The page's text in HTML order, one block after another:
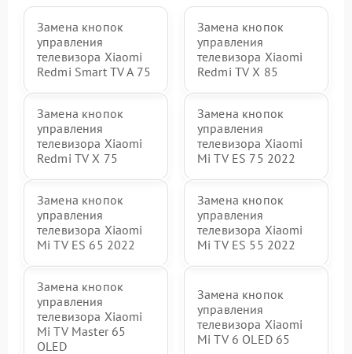
Замена кнопок
управления
телевизора Xiaomi
Redmi Smart TV A 75
Замена кнопок
управления
телевизора Xiaomi
Redmi TV X 85
Замена кнопок
управления
телевизора Xiaomi
Redmi TV X 75
Замена кнопок
управления
телевизора Xiaomi
Mi TV ES 75 2022
Замена кнопок
управления
телевизора Xiaomi
Mi TV ES 65 2022
Замена кнопок
управления
телевизора Xiaomi
Mi TV ES 55 2022
Замена кнопок
управления
телевизора Xiaomi
Mi TV Master 65
OLED
Замена кнопок
управления
телевизора Xiaomi
Mi TV 6 OLED 65